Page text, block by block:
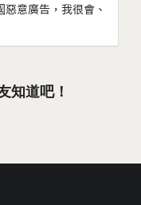
意廣告，我很會、
知道吧！